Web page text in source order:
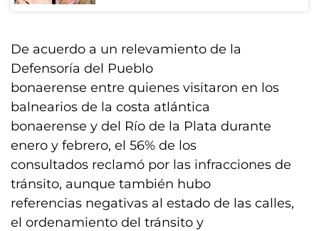
De acuerdo a un relevamiento de la
Defensoría del Pueblo
bonaerense entre quienes visitaron en los
balnearios de la costa atlántica
bonaerense y del Río de la Plata durante
enero y febrero, el 56% de los
consultados reclamó por las infracciones de
tránsito, aunque también hubo
referencias negativas al estado de las calles,
el ordenamiento del tránsito y